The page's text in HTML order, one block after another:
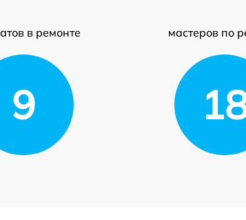
в ремонте
9
мастеров по